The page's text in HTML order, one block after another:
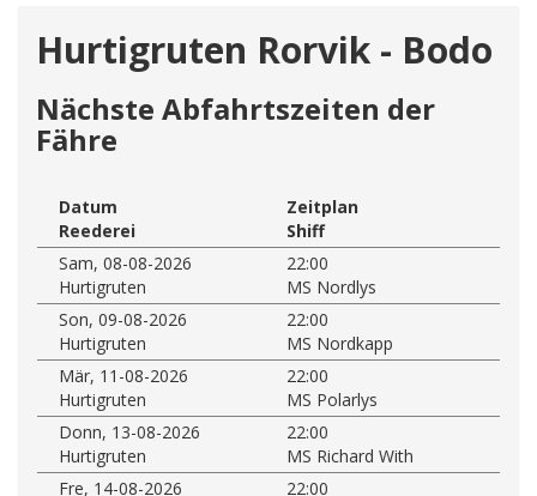
Hurtigruten Rorvik - Bodo
Nächste Abfahrtszeiten der
Fähre
Datum
Zeitplan
Reederei
Shiff
Sam, 08-08-2026
22:00
Hurtigruten
MS Nordlys
Son, 09-08-2026
22:00
Hurtigruten
MS Nordkapp
Mär, 11-08-2026
22:00
Hurtigruten
MS Polarlys
Donn, 13-08-2026
22:00
Hurtigruten
MS Richard With
Fre, 14-08-2026
22:00